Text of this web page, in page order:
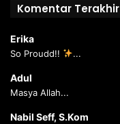
Komentar Terakhir
Erika
So Proudd!! ...
Adul
Masya Allah...
Nabil Seff, S.Kom